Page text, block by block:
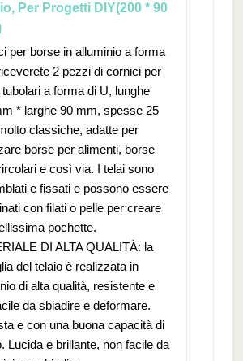
Per Progetti DIY(200 * 90
per borse in alluminio a forma
2 pezzi di cornici per
a forma di U, lunghe
* larghe 90 mm, spesse 25
classiche, adatte per
borse per alimenti, borse
e così via. I telai sono
e fissati e possono essere
con filati o pelle per creare
pochette.
DI ALTA QUALITÀ: la
del telaio è realizzata in
di alta qualità, resistente e
da sbiadire e deformare.
e con una buona capacità di
Lucida e brillante, non facile da